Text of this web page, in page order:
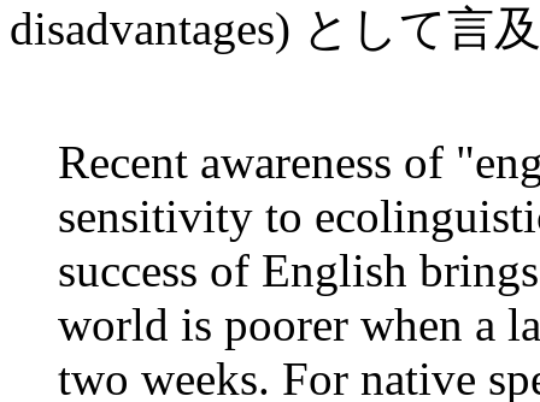
disadvantages) として言
Recent awareness of
sensitivity to
success of English
world is poorer when a
two weeks. For native